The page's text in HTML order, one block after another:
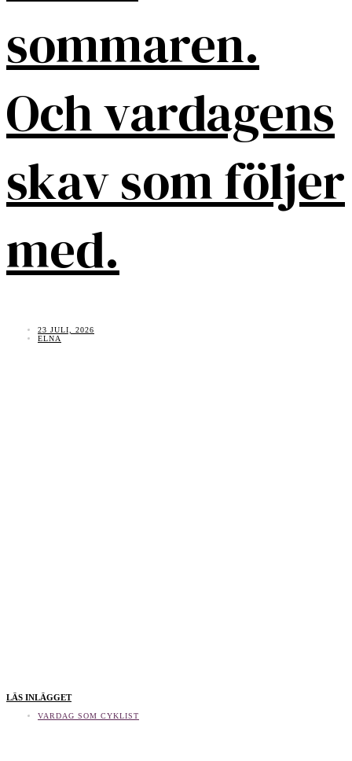
sommaren.
Och vardagens
skav som följer
med.
23 JULI, 2026
ELNA
LÄS INLÄGGET
VARDAG SOM CYKLIST